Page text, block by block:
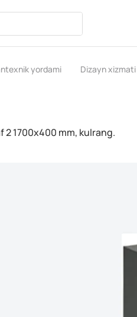
yordami Dizayn xizmati
2 1700x400 mm, kulrang.